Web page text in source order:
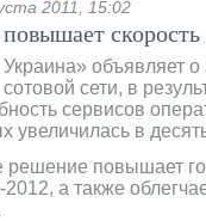
2011, 15:02
скорость
объявляет
сети, в
сервисов
увеличилась в
решение повышает
а также